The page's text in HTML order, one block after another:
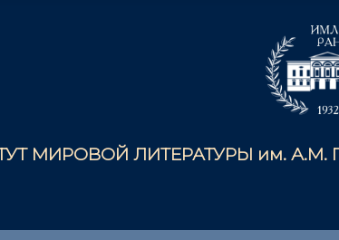
МИРОВОЙ ЛИТЕРАТУРЫ им.